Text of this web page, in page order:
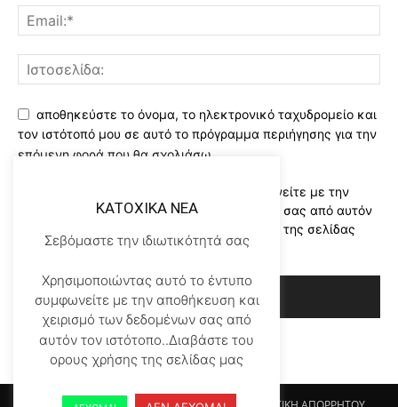
αποθηκεύστε το όνομα, το ηλεκτρονικό ταχυδρομείο και
τον ιστότοπό μου σε αυτό το πρόγραμμα περιήγησης για την
επόμενη φορά που θα σχολιάσω.
Χρησιμοποιώντας αυτό το έντυπο συμφωνείτε με την
αποθήκευση και χειρισμό των δεδομένων σας από αυτόν
τον ιστότοπο..Διαβάστε του ορους χρήσης της σελίδας
μας*
KATOXIKA NEA
Σεβόμαστε την ιδιωτικότητά σας
Χρησιμοποιώντας αυτό το έντυπο
συμφωνείτε με την αποθήκευση και
χειρισμό των δεδομένων σας από
αυτόν τον ιστότοπο..Διαβάστε του
ορους χρήσης της σελίδας μας